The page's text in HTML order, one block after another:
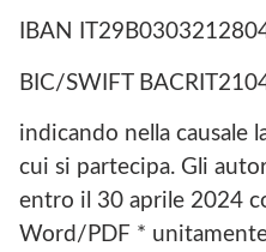
IBAN
BIC/SWIFT
indicando nella causale
cui si partecipa. Gli
entro il 30 aprile 2024
Word/PDF *